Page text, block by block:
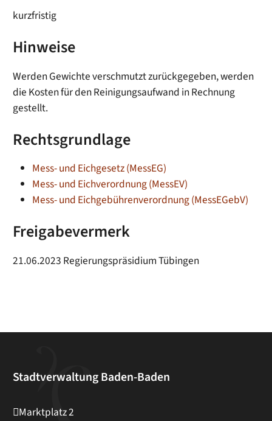
kurzfristig
Hinweise
Werden Gewichte verschmutzt zurückgegeben, werden
die Kosten für den Reinigungsaufwand in Rechnung
gestellt.
Rechtsgrundlage
Mess- und Eichgesetz (MessEG)
Mess- und Eichverordnung (MessEV)
Mess- und Eichgebührenverordnung (MessEGebV)
Freigabevermerk
21.06.2023 Regierungspräsidium Tübingen
Stadtverwaltung Baden-Baden
Marktplatz 2